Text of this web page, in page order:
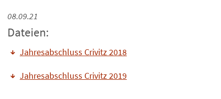
08.09.21
Dateien:
Jahresabschluss Crivitz 2018
Jahresabschluss Crivitz 2019